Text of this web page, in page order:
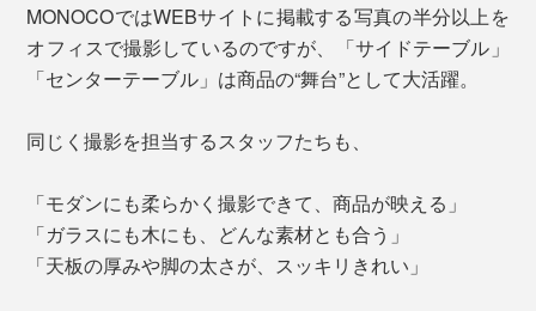
MONOCOではWEBサイトに掲載する写真の半分以上を
オフィスで撮影しているのですが、「サイドテーブル」
「センターテーブル」は商品の“舞台”として大活躍。
同じく撮影を担当するスタッフたちも、
「モダンにも柔らかく撮影できて、商品が映える」
「ガラスにも木にも、どんな素材とも合う」
「天板の厚みや脚の太さが、スッキリきれい」